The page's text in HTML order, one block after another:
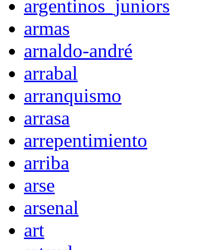
argentinos_juniors
armas
arnaldo-andré
arrabal
arranquismo
arrasa
arrepentimiento
arriba
arse
arsenal
art